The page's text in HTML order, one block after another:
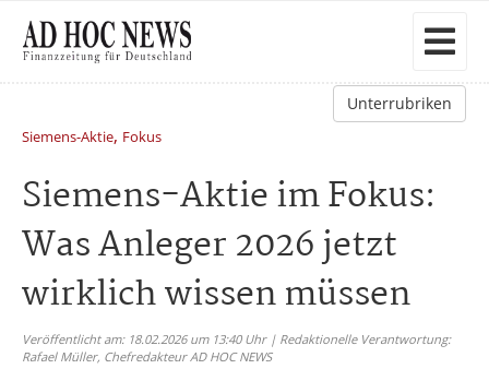
Unterrubriken
Siemens-Aktie, Fokus
Siemens-Aktie im Fokus:
Was Anleger 2026 jetzt
wirklich wissen müssen
Veröffentlicht am: 18.02.2026 um 13:40 Uhr | Redaktionelle Verantwortung:
Rafael Müller, Chefredakteur AD HOC NEWS